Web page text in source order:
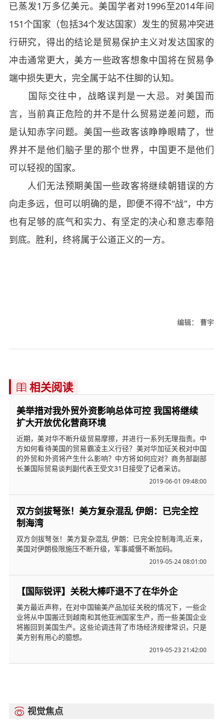
已蒸发1万多亿美元。美国学者对1996至2014年间
151个国家（包括34个发达国家）发生的贸易冲突进
行研究，得出的结论是贸易保护主义对发达国家的
冲击通常更大，美方一些政客想象中国将在贸易争
端中损失更大，完全属于站不住脚的认知。
国际交往中，战略误判是一大忌。对美国而
言，当前真正危险的并不是什么贸易逆差问题，而
是认知赤字问题。美国一些政客该睁睁眼睛了，世
界并不是他们脑子里的那个世界，中国更不是他们
可以轻视的国家。
人们无法预期美国一些政客将继续朝错误的方
向走多远，但可以明确的是，即便不得不“战”，中方
也有足够的底气和实力、有坚定的决心和意志奉陪
到底。胜利，终将属于公道正义的一方。
编辑： 曹宇
 相关阅读
美举措对我外贸外资影响总体可控 我国将继续
扩大开放优化营商环境
近期，美对华不断升级贸易摩擦，并进行一系列无理指责。中
方如何看待美国的贸易霸凌主义行径？美对华加征关税对中国
的外贸和外资将产生什么影响？中方将如何应对？商务部副部
长兼国际贸易谈判副代表王受文31日接受了记者采访。
2019-06-01 09:48:00
双方剑拔弩张！美方复杂混乱 伊朗：已完全控
制海湾
双方剑拔弩张！美方复杂混乱 伊朗：已完全控制海湾,近来，
美国对伊朗极限施压不断升级，军事威慑不断加码。
2019-05-24 08:01:00
【国际锐评】关税大棒吓退不了在华外企
美方最近声称，在对中国输美产品加征关税的情况下，一些企
业将从中国搬迁到越南和其他亚洲国家生产，而一些美国企业
将搬回到美国生产。这些论调违背了市场经济规律常识，只是
美方别有用心的臆想。
2019-05-23 21:42:00
 视觉焦点